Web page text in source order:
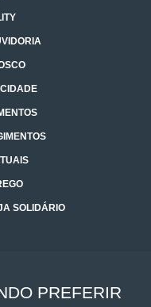
SOLIDÁRIO
PREFERIR